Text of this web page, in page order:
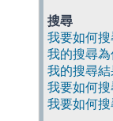
搜尋
我要如何搜
我的搜尋為
我的搜尋結
我要如何搜
我要如何